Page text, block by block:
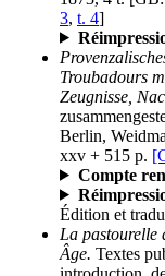
3, t. 4]
Troubadours
Zeugnisse,
Berlin,
xxv + 515 p.
Compte
Édition et
La pastourelle
Âge. Textes